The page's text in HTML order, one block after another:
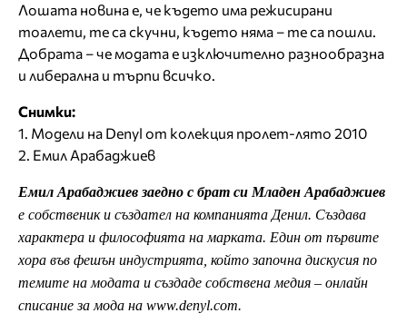
Лошата новина е, че където има режисирани
тоалети, те са скучни, където няма – те са пошли.
Добрата – че модата е изключително разнообразна
и либерална и търпи всичко.
Снимки:
1. Модели на Denyl от колекция пролет-лято 2010
2. Емил Арабаджиев
Емил Арабаджиев заедно с брат си Младен Арабаджиев
е собственик и създател на компанията Денил. Създава
характера и философията на марката. Един от първите
хора във фешън индустрията, който започна дискусия по
темите на модата и създаде собствена медия – онлайн
списание за мода на www.denyl.com.